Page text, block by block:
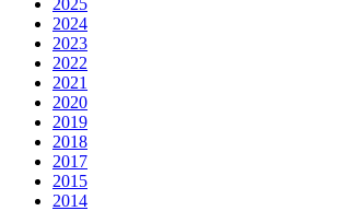
2024
2023
2022
2021
2020
2019
2018
2017
2015
2014